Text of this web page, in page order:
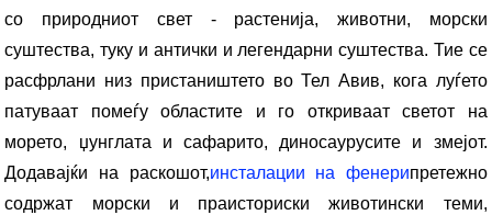
со природниот свет - растенија, животни, морски
суштества, туку и антички и легендарни суштества. Тие се
расфрлани низ пристаништето во Тел Авив, кога луѓето
патуваат помеѓу областите и го откриваат светот на
морето, џунглата и сафарито, диносаурусите и змејот.
Додавајќи на раскошот,инсталации на фенерипретежно
содржат морски и праисториски животински теми,